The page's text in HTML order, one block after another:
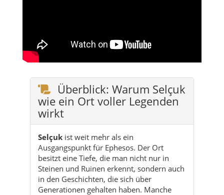
Überblick: Warum Selçuk
wie ein Ort voller Legenden
wirkt
Selçukist weit mehr als ein
Ausgangspunkt für Ephesos. Der Ort
besitzt eine Tiefe, die man nicht nur in
Steinen und Ruinen erkennt, sondern auch
in den Geschichten, die sich über
Generationen gehalten haben. Manche
dieser Geschichten sind religiös geprägt,
manche wurzeln in antiken Vorstellungen,
andere leben als feine Erinnerung
zwischen Glauben, Erzählung und
Landschaft weiter.